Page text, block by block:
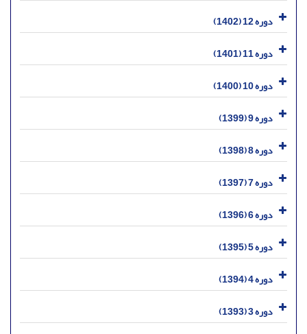
دوره 12 (1402)
دوره 11 (1401)
دوره 10 (1400)
دوره 9 (1399)
دوره 8 (1398)
دوره 7 (1397)
دوره 6 (1396)
دوره 5 (1395)
دوره 4 (1394)
دوره 3 (1393)